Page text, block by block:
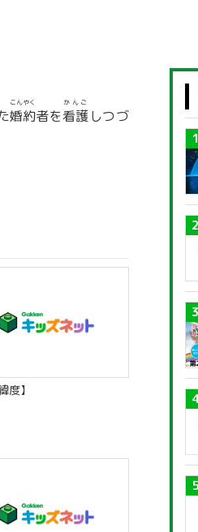
婚約
こんやく
者を看護
かんご
しつづ
度】